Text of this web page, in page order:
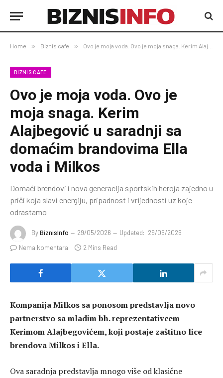
Home » Biznis cafe » Ovo je moja voda. Ovo je moja snaga. Kerim Alajbegović u saradnji sa domaćim brandovima Ella voda i Milkos
BIZNIS CAFE
Ovo je moja voda. Ovo je
moja snaga. Kerim
Alajbegović u saradnji sa
domaćim brandovima Ella
voda i Milkos
Domaći brendovi i nova generacija sportskih heroja zajedno u
priči koja slavi energiju, pripadnost i vrijednosti uz koje
odrastamo
ByBiznisInfo 29/05/2026 Updated: 29/05/2026
Nema komentara
2 Mins Read
Kompanija Milkos sa ponosom predstavlja novo
partnerstvo sa mladim bh. reprezentativcem
Kerimom Alajbegovićem, koji postaje zaštitno lice
brendova Milkos i Ella.
Ova saradnja predstavlja mnogo više od klasične